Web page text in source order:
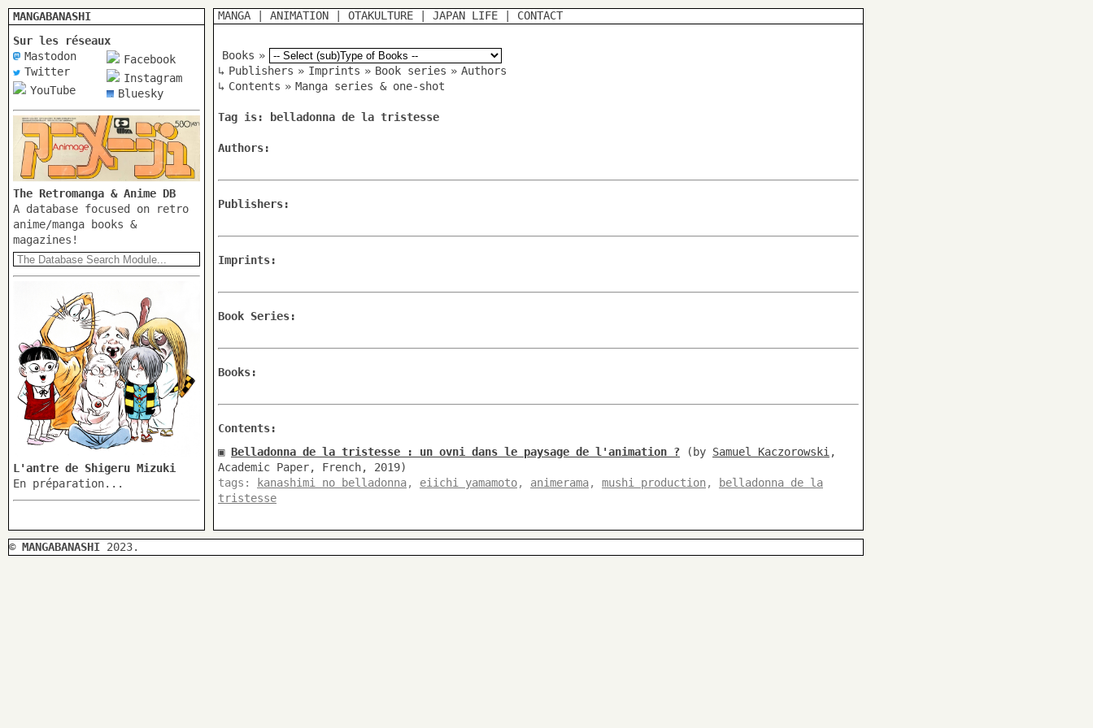
MANGABANASHI
Sur les réseaux
Mastodon
Twitter
YouTube
Facebook
Instagram
Bluesky
The Retromanga & Anime DB
A database focused on retro
anime/manga books &
magazines!
L'antre de Shigeru Mizuki
En préparation...
MANGA ANIMATION OTAKULTURE JAPAN LIFE CONTACT
Books »
↳ Publishers » Imprints » Book series » Authors
↳ Contents » Manga series & one-shot
Tag is: belladonna de la tristesse
Authors:
Publishers:
Imprints:
Book Series:
Books:
Contents:
▣ Belladonna de la tristesse : un ovni dans le paysage de l'animation ? (by Samuel Kaczorowski ,
Academic Paper, French, 2019)
tags:
kanashimi no belladonna, eiichi yamamoto, animerama, mushi production,
belladonna de la
tristesse
© MANGABANASHI 2023.